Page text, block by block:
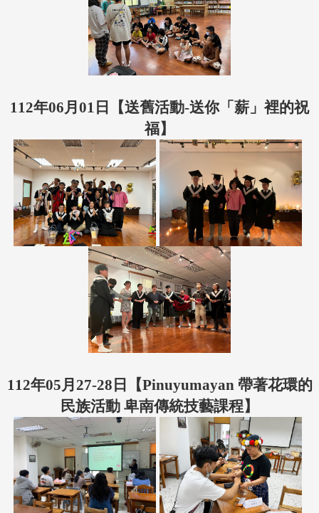
112年06月01 日【送舊活動-送你「薪」裡的祝
福】
112年05月27-28日【Pinuyumayan 帶著花環的
民族活動 卑南傳統技藝課程】